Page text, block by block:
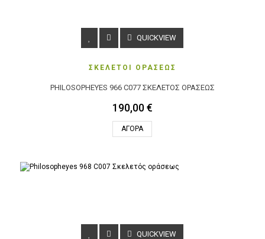
QUICKVIEW
ΣΚΕΛΕΤΟΙ ΟΡΑΣΕΩΣ
PHILOSOPHEYES 966 C077 ΣΚΕΛΕΤΌΣ ΟΡΆΣΕΩΣ
190,00 €
ΑΓΟΡΆ
QUICKVIEW